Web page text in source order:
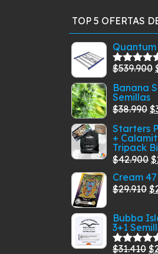
TOP 5 OFERTAS
Valorado
5
$539.900
Banana
Semillas
$38.990 El
$
Starters
+
Tripack
$42.900 El
$
Cream
$29.910 El
$
Bubba
3+1
Valorado
$31.410 El
$